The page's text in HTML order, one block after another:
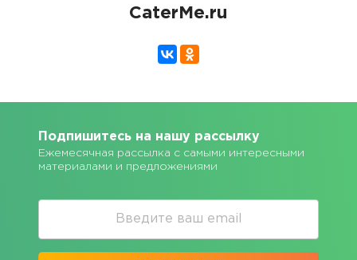
CaterMe.ru
Подпишитесь на нашу рассылку
Ежемесячная рассылка с самыми интересными
материалами и предложениями